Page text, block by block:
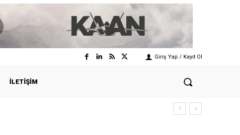
Giriş Yap / Kayıt Ol
İLETIŞIM